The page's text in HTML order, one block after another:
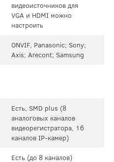
видеоисточников для
VGA и HDMI можно
настроить
ONVIF, Panasonic; Sony;
Axis; Arecont; Samsung
Есть, SMD plus (8
аналоговых каналов
видеорегистратора, 16
каналов IP-камер)
Есть (до 8 каналов)